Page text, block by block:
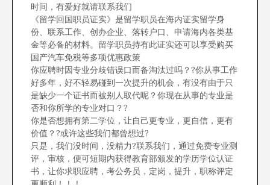
时间，有爱好就请联系我们
《留学回国职员证实》是留学职员在海内证实留学身
份、联系工作、创办企业、落转户口、申请海内各类基
金等必备的材料。留学职员持有此证实还可以享受购买
国产汽车免税等多项优惠政策
你应聘时因专业分歧错误口而备淘汰过吗？?你从事工作
好多年，好不轻易碰到一次提升的机会，有没有由于只
是缺少一个证书而被别人取代呢？你现在从事的专业是
否和你所学的专业对口？?
你是否想拥有第二学位，让自己更专业，更自信，更有
价值？?或许这些我们都曾想过?
只是，我们没时间，没精力?联系我们，通过免费专业测
评，审核，便可短期内获得教育部颁发的学历学位认证
书，让你求职应聘，考公务员，定岗，提升，职称评定